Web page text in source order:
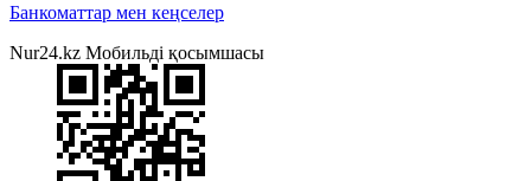
Банкоматтар мен кеңселер
Nur24.kz Мобильді қосымшасы